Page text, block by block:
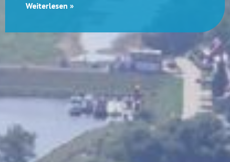
Weiterlesen »